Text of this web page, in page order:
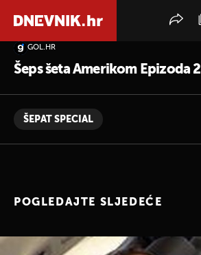
GOL.HR
Šeps šeta Amerikom Epizoda 2
ŠEPAT SPECIAL
POGLEDAJTE SLJEDEĆE
PRETRAŽITE VIJESTI